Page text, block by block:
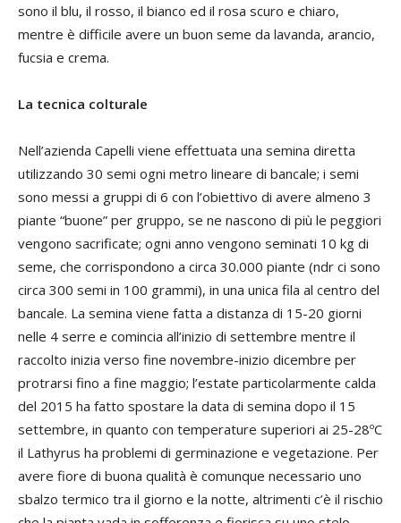
sono il blu, il rosso, il bianco ed il rosa scuro e chiaro,
mentre è difficile avere un buon seme da lavanda, arancio,
fucsia e crema.
La tecnica colturale
Nell’azienda Capelli viene effettuata una semina diretta
utilizzando 30 semi ogni metro lineare di bancale; i semi
sono messi a gruppi di 6 con l’obiettivo di avere almeno 3
piante “buone” per gruppo, se ne nascono di più le peggiori
vengono sacrificate; ogni anno vengono seminati 10 kg di
seme, che corrispondono a circa 30.000 piante (ndr ci sono
circa 300 semi in 100 grammi), in una unica fila al centro del
bancale. La semina viene fatta a distanza di 15-20 giorni
nelle 4 serre e comincia all’inizio di settembre mentre il
raccolto inizia verso fine novembre-inizio dicembre per
protrarsi fino a fine maggio; l’estate particolarmente calda
del 2015 ha fatto spostare la data di semina dopo il 15
settembre, in quanto con temperature superiori ai 25-28ºC
il Lathyrus ha problemi di germinazione e vegetazione. Per
avere fiore di buona qualità è comunque necessario uno
sbalzo termico tra il giorno e la notte, altrimenti c’è il rischio